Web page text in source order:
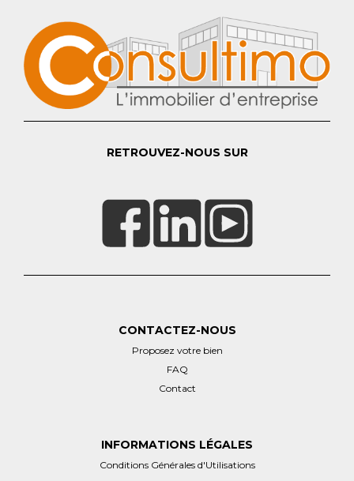
RETROUVEZ-NOUS SUR
CONTACTEZ-NOUS
Proposez votre bien
FAQ
Contact
INFORMATIONS LÉGALES
Conditions Générales d'Utilisations